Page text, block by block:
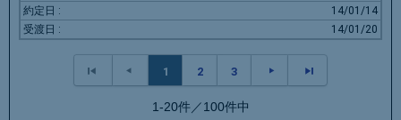
14/01/14
14/01/20
1 2 3
1-20件／100件中